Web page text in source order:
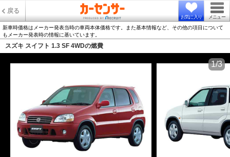
戻る
お気に入り メニュー
新車時価格はメーカー発表当時の車両本体価格です。また基本情報など、その他の項目について
もメーカー発表時の情報に基いています。
スズキ スイフト 1.3 SF 4WDの燃費
1/3